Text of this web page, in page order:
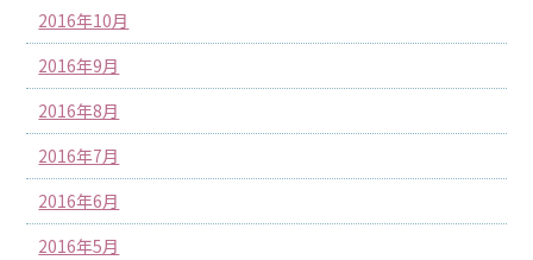
2016年10月
2016年9月
2016年8月
2016年7月
2016年6月
2016年5月